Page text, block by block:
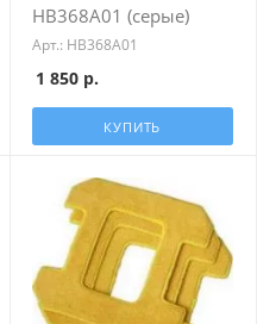
HB368А01 (серые)
Арт.: HB368A01
1 850р.
КУПИТЬ